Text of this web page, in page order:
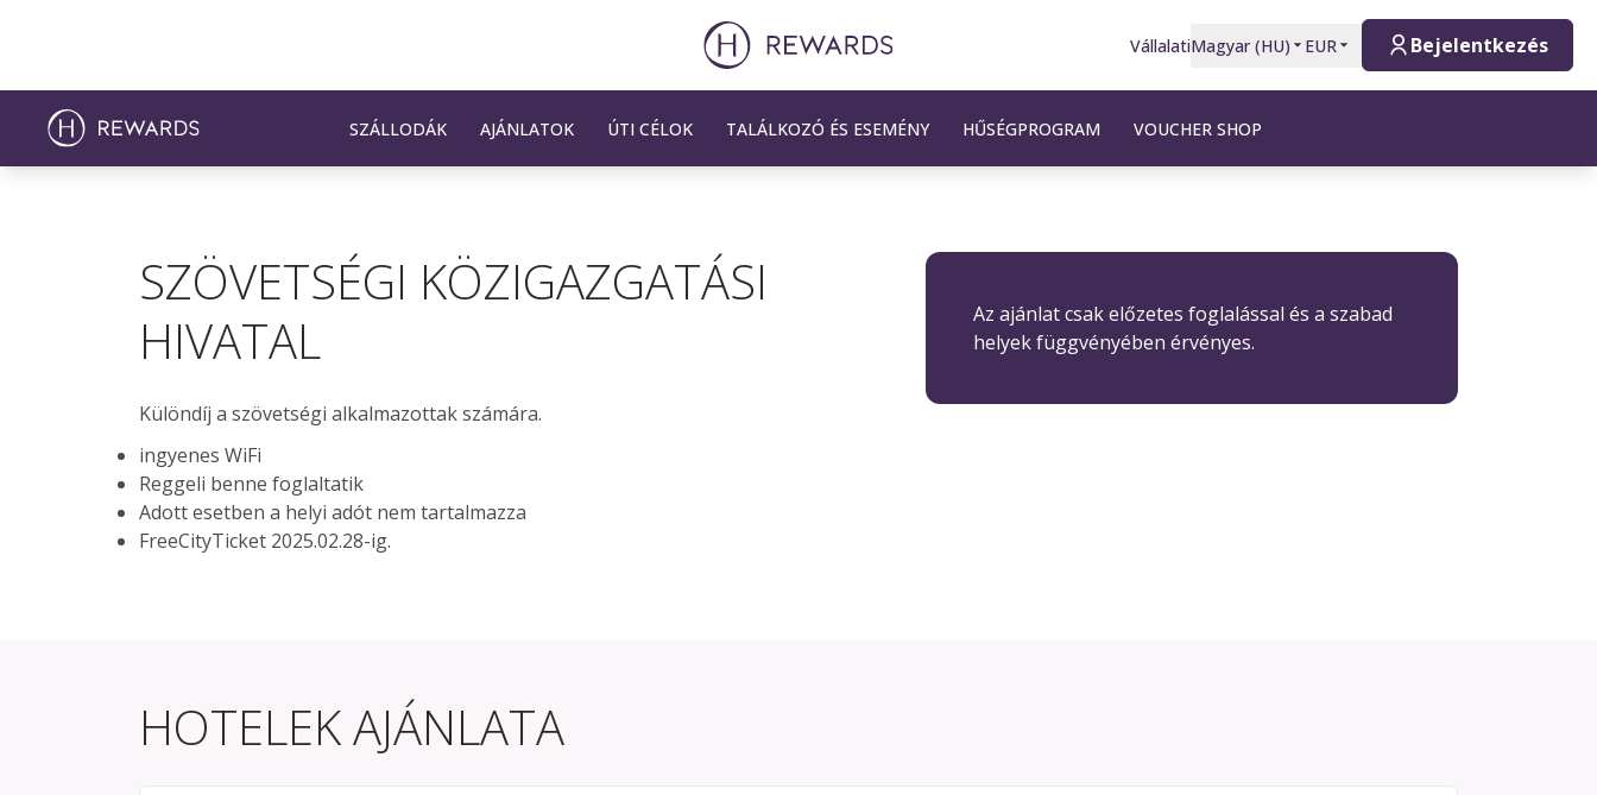
VállalatiMagyar(HU) EUR Bejelentkezés
SZÁLLODÁK AJÁNLATOK ÚTI CÉLOK TALÁLKOZÓ ÉS ESEMÉNY HŰSÉGPROGRAM VOUCHER SHOP
SZÖVETSÉGI KÖZIGAZGATÁSI
HIVATAL
Különdíj a szövetségi alkalmazottak számára.
ingyenes WiFi
Reggeli benne foglaltatik
Adott esetben a helyi adót nem tartalmazza
FreeCityTicket 2025.02.28-ig.
Az ajánlat csak előzetes foglalással és a szabad
helyek függvényében érvényes.
HOTELEK AJÁNLATA